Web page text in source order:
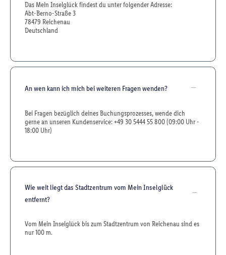
Das Mein Inselglück findest du unter folgender Adresse:
Abt-Berno-Straße 3
78479 Reichenau
Deutschland
An wen kann ich mich bei weiteren Fragen wenden?
Bei Fragen bezüglich deines Buchungsprozesses, wende dich
gerne an unseren Kundenservice: +49 30 5444 55 800 (09:00 Uhr -
18:00 Uhr)
Wie weit liegt das Stadtzentrum vom Mein Inselglück
entfernt?
Vom Mein Inselglück bis zum Stadtzentrum von Reichenau sind es
nur 100 m.